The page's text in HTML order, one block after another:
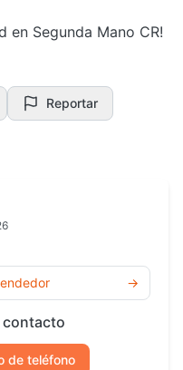
en Segunda Mano CR!
Reportar
→
contacto
de teléfono